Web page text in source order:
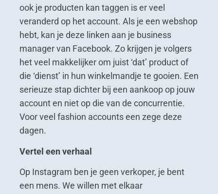
ook je producten kan taggen is er veel
veranderd op het account. Als je een webshop
hebt, kan je deze linken aan je business
manager van Facebook. Zo krijgen je volgers
het veel makkelijker om juist ‘dat’ product of
die ‘dienst’ in hun winkelmandje te gooien. Een
serieuze stap dichter bij een aankoop op jouw
account en niet op die van de concurrentie.
Voor veel fashion accounts een zege deze
dagen.
Vertel een verhaal
Op Instagram ben je geen verkoper, je bent
een mens. We willen met elkaar